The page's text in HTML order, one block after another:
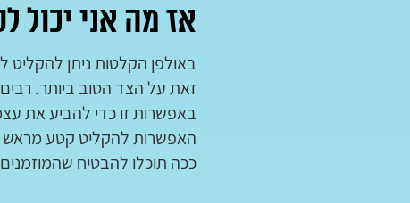
אז מה אני יכול
באולפן הקלטות ניתן
זאת על הצד הטוב ביותר.
באפשרות זו כדי להביע את
האפשרות להקליט קטע מראש
ככה תוכלו להבטיח